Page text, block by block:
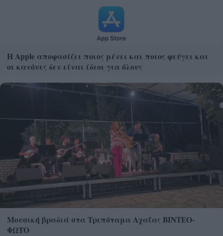
Η Apple αποφασίζει ποιος μένει και ποιος φεύγει και
οι κανόνες δεν είναι ίδιοι για όλους
Μουσική βραδιά στα Τριπόταμα Αχαΐας ΒΙΝΤΕΟ-
ΦΩΤΟ